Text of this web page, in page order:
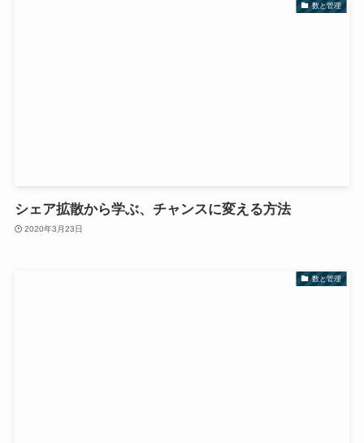
数と管理
シェア拡散から学ぶ、チャンスに変える方法
2020年3月23日
数と管理